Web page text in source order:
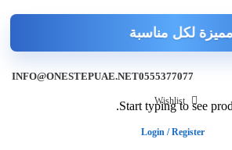
0555377077
INFO@ONESTEPUAE.NET
Wishlist
Login / Register
Start typing to see